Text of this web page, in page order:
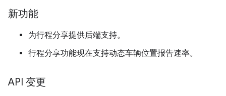
新功能
为行程分享提供后端支持。
行程分享功能现在支持动态车辆位置报告速率。
API 变更